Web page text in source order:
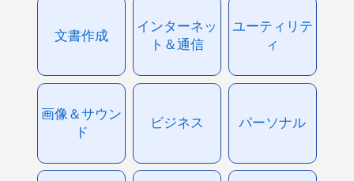
文書作成
インターネッ
ト＆通信
ユーティリテ
ィ
画像＆サウン
ド
ビジネス パーソナル